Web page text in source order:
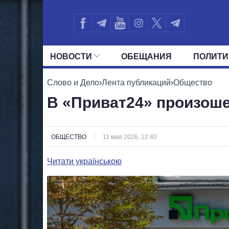
НОВОСТИ ОБЕЩАНИЯ
ВСЕ ПОЛИТИКИ ПРЕЗИДЕНТ И
Слово и Дело›Лента публикаций›Общество
В «Приват24»
ОБЩЕСТВО 11 мая 2026, 12:40
Читати українською